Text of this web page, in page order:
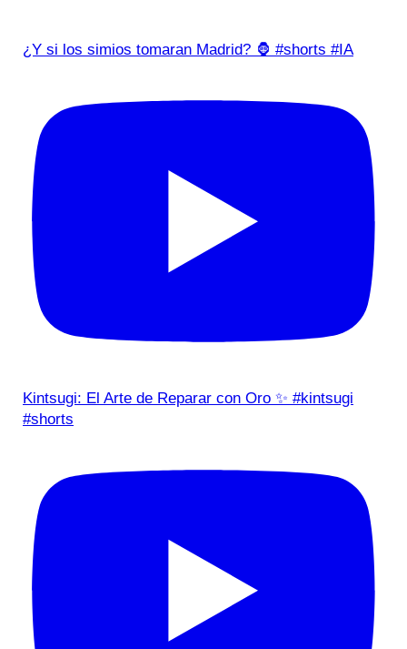
¿Y si los simios tomaran Madrid? 🦍 #shorts #IA
Kintsugi: El Arte de Reparar con Oro ✨ #kintsugi
#shorts